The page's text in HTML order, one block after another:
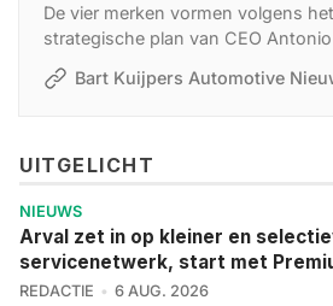
De vier merken vormen volgens
strategische plan van CEO
de groep. Stellantis wil de strategie
presenteren in Detroit.
Bart Kuijpers Automotive
UITGELICHT
NIEUWS
Arval zet in op kleiner en
servicenetwerk, start met
REDACTIE 6 AUG. 2026